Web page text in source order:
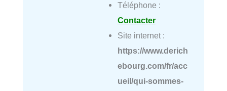
Téléphone :
Contacter
Site internet :
https://www.derich
ebourg.com/fr/acc
ueil/qui-sommes-